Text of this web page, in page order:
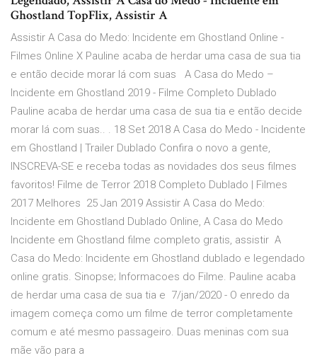
Ghostland TopFlix, Assistir A
Assistir A Casa do Medo: Incidente em Ghostland Online -
Filmes Online X Pauline acaba de herdar uma casa de sua tia
e então decide morar lá com suas A Casa do Medo –
Incidente em Ghostland 2019 - Filme Completo Dublado
Pauline acaba de herdar uma casa de sua tia e então decide
morar lá com suas.. . 18 Set 2018 A Casa do Medo - Incidente
em Ghostland | Trailer Dublado Confira o novo a gente,
INSCREVA-SE e receba todas as novidades dos seus filmes
favoritos! Filme de Terror 2018 Completo Dublado | Filmes
2017 Melhores 25 Jan 2019 Assistir A Casa do Medo:
Incidente em Ghostland Dublado Online, A Casa do Medo
Incidente em Ghostland filme completo gratis, assistir A
Casa do Medo: Incidente em Ghostland dublado e legendado
online gratis. Sinopse; Informacoes do Filme. Pauline acaba
de herdar uma casa de sua tia e 7/jan/2020 - O enredo da
imagem começa como um filme de terror completamente
comum e até mesmo passageiro. Duas meninas com sua
mãe vão para a